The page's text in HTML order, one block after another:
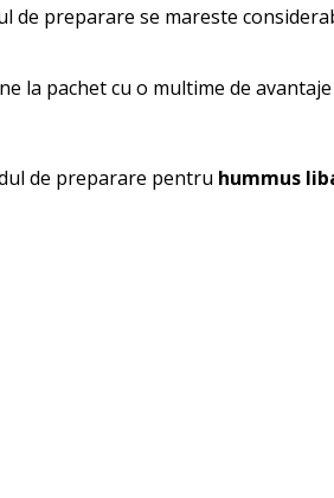
de preparare se mareste
la pachet cu o multime de
de preparare pentru hummus